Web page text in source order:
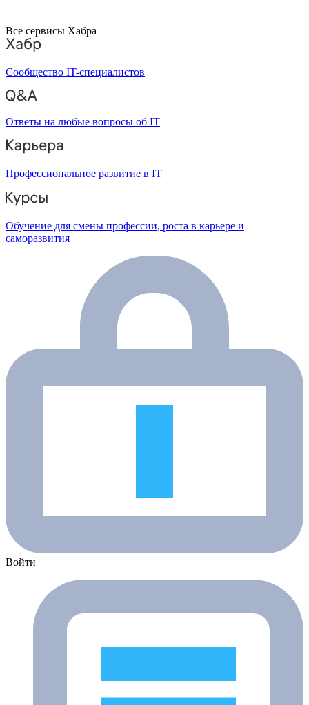
Все сервисы Хабра
Сообщество IT-специалистов
Ответы на любые вопросы об IT
Профессиональное развитие в IT
Обучение для смены профессии, роста в карьере и
саморазвития
Войти